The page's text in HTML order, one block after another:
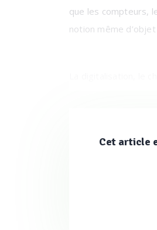
que les compteurs,
notion même
Cet article